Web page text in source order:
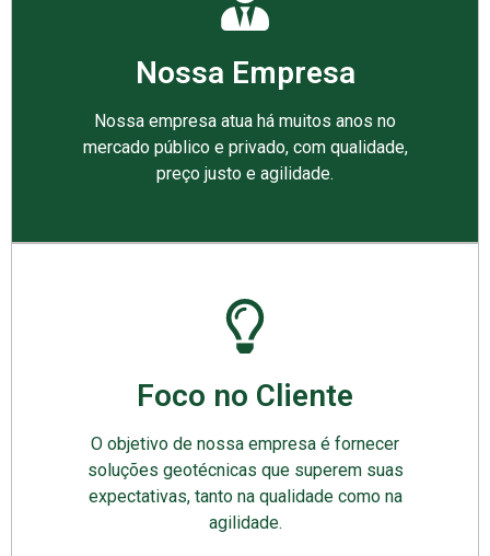
Nossa Empresa
Nossa empresa atua há muitos anos no
mercado público e privado, com qualidade,
preço justo e agilidade.
Foco no Cliente
O objetivo de nossa empresa é fornecer
soluções geotécnicas que superem suas
expectativas, tanto na qualidade como na
agilidade.